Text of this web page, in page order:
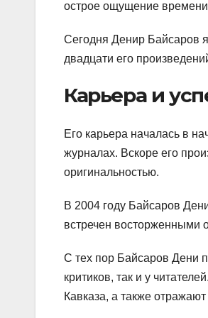
острое ощущение
Сегодня Денир Байсаров
двадцати его
Карьера и
Его карьера началась в
журналах. Вскоре его
оригинальностью.
В 2004 году Байсаров
встречен восторженными
С тех пор Байсаров Дени
критиков, так и у
Кавказа, а также